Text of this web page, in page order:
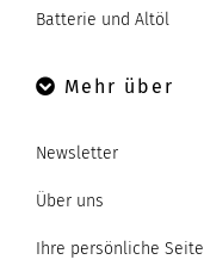
Batterie und Altöl
Mehr über
Newsletter
Über uns
Ihre persönliche Seite